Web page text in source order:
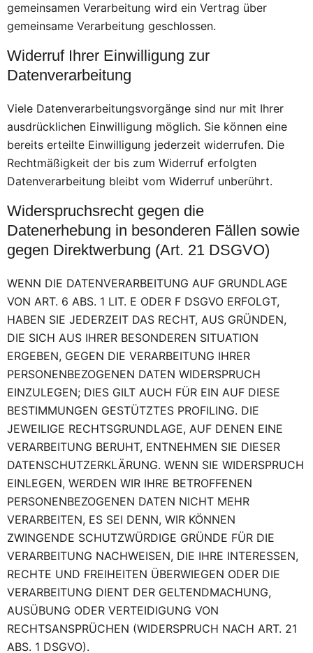
gemeinsamen Verarbeitung wird ein Vertrag über
gemeinsame Verarbeitung geschlossen.
Widerruf Ihrer Einwilligung zur
Datenverarbeitung
Viele Datenverarbeitungsvorgänge sind nur mit Ihrer
ausdrücklichen Einwilligung möglich. Sie können eine
bereits erteilte Einwilligung jederzeit widerrufen. Die
Rechtmäßigkeit der bis zum Widerruf erfolgten
Datenverarbeitung bleibt vom Widerruf unberührt.
Widerspruchsrecht gegen die
Datenerhebung in besonderen Fällen sowie
gegen Direktwerbung (Art. 21 DSGVO)
WENN DIE DATENVERARBEITUNG AUF GRUNDLAGE
VON ART. 6 ABS. 1 LIT. E ODER F DSGVO ERFOLGT,
HABEN SIE JEDERZEIT DAS RECHT, AUS GRÜNDEN,
DIE SICH AUS IHRER BESONDEREN SITUATION
ERGEBEN, GEGEN DIE VERARBEITUNG IHRER
PERSONENBEZOGENEN DATEN WIDERSPRUCH
EINZULEGEN; DIES GILT AUCH FÜR EIN AUF DIESE
BESTIMMUNGEN GESTÜTZTES PROFILING. DIE
JEWEILIGE RECHTSGRUNDLAGE, AUF DENEN EINE
VERARBEITUNG BERUHT, ENTNEHMEN SIE DIESER
DATENSCHUTZERKLÄRUNG. WENN SIE WIDERSPRUCH
EINLEGEN, WERDEN WIR IHRE BETROFFENEN
PERSONENBEZOGENEN DATEN NICHT MEHR
VERARBEITEN, ES SEI DENN, WIR KÖNNEN
ZWINGENDE SCHUTZWÜRDIGE GRÜNDE FÜR DIE
VERARBEITUNG NACHWEISEN, DIE IHRE INTERESSEN,
RECHTE UND FREIHEITEN ÜBERWIEGEN ODER DIE
VERARBEITUNG DIENT DER GELTENDMACHUNG,
AUSÜBUNG ODER VERTEIDIGUNG VON
RECHTSANSPRÜCHEN (WIDERSPRUCH NACH ART. 21
ABS. 1 DSGVO).